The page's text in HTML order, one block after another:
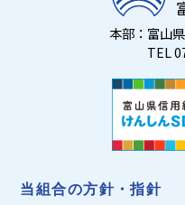
本部：富山
TEL
当組合の方針・指針